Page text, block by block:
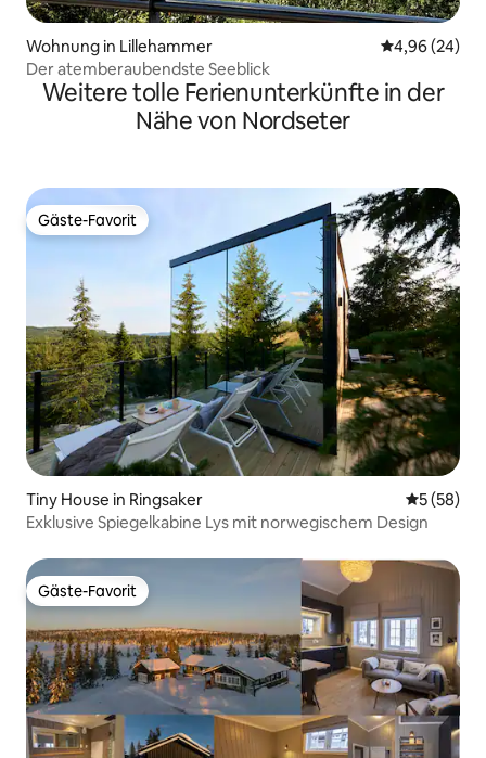
Wohnung in Lillehammer
4,96 (24)
Der atemberaubendste Seeblick
Weitere tolle Ferienunterkünfte in der
Nähe von Nordseter
Gäste-Favorit
Gäste-Favorit
Tiny House in Ringsaker
5 (58)
Exklusive Spiegelkabine Lys mit norwegischem Design
Gäste-Favorit
Gäste-Favorit